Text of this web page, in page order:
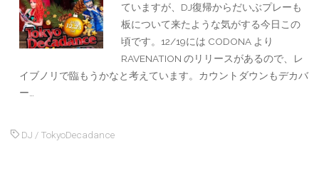
ていますが、DJ復帰からだいぶプレーも
板について来たような気がする今日この
頃です。12/19には CODONA より
RAVENATION のリリースがあるので、レ
イブノリで臨もうかなと考えています。カウントダウンもデカバ
ー…
DJ / TokyoDecadance